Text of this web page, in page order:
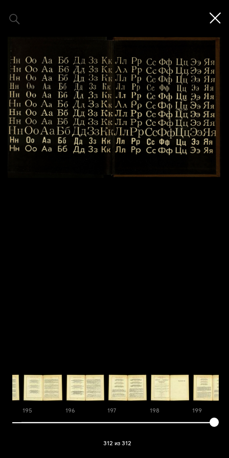
195 196 197 198 199
312 из 312